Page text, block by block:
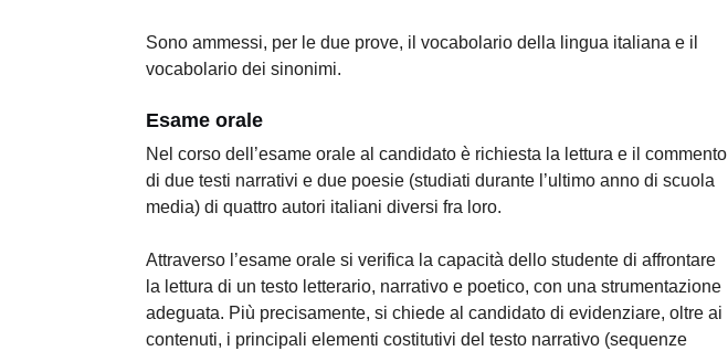
Sono ammessi, per le due prove, il vocabolario della lingua italiana e il
vocabolario dei sinonimi.
Esame orale
Nel corso dell’esame orale al candidato è richiesta la lettura e il commento
di due testi narrativi e due poesie (studiati durante l’ultimo anno di scuola
media) di quattro autori italiani diversi fra loro.
Attraverso l’esame orale si verifica la capacità dello studente di affrontare
la lettura di un testo letterario, narrativo e poetico, con una strumentazione
adeguata. Più precisamente, si chiede al candidato di evidenziare, oltre ai
contenuti, i principali elementi costitutivi del testo narrativo (sequenze